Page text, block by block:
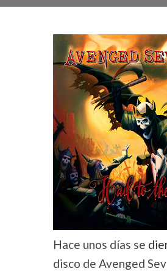
Hace unos días se
disco de Avenged